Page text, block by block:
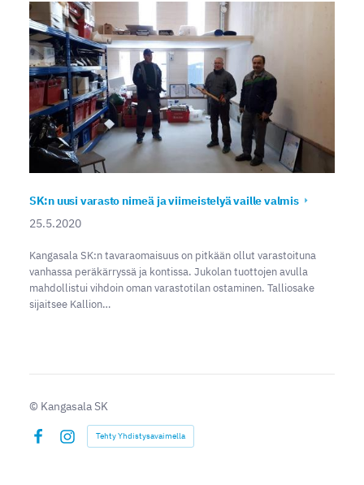
SK:n uusi varasto nimeä ja viimeistelyä vaille valmis
25.5.2020
Kangasala SK:n tavaraomaisuus on pitkään ollut varastoituna
vanhassa peräkärryssä ja kontissa. Jukolan tuottojen avulla
mahdollistui vihdoin oman varastotilan ostaminen. Talliosake
sijaitsee Kallion…
© Kangasala SK
Instagram
Tehty Yhdistysavaimella